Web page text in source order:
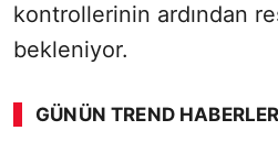
kontrollerinin ardından
bekleniyor.
GÜNÜN TREND
00:01 / 08:43